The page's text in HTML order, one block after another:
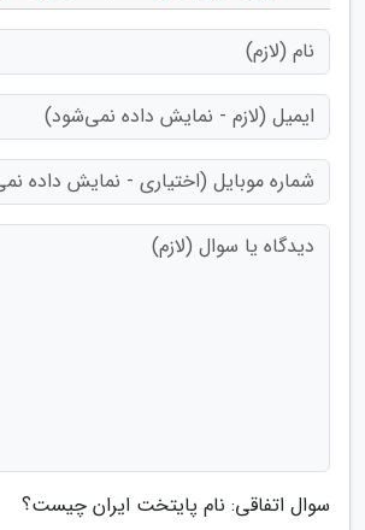
سوال اتفاقی: نام پایتخت ایران چیست؟